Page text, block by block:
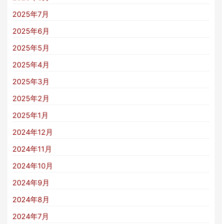
2025年7月
2025年6月
2025年5月
2025年4月
2025年3月
2025年2月
2025年1月
2024年12月
2024年11月
2024年10月
2024年9月
2024年8月
2024年7月